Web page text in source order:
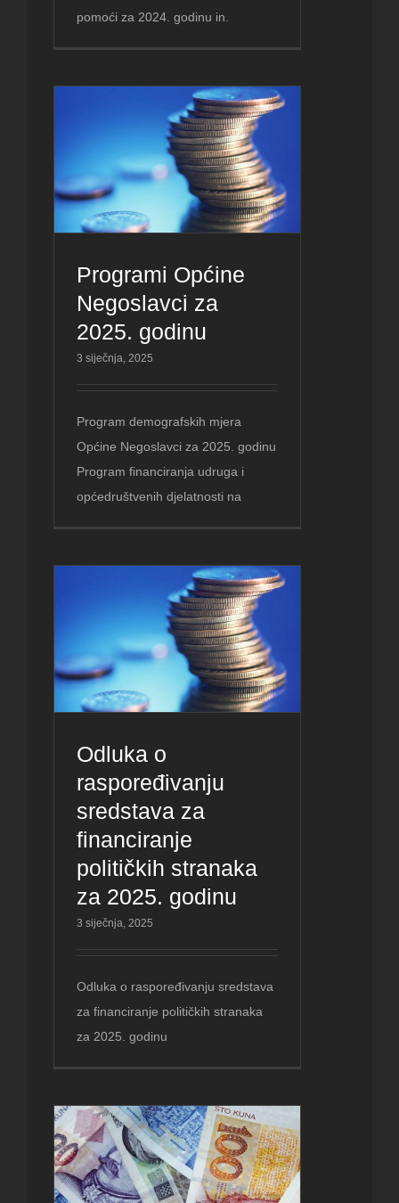
pomoći za 2024. godinu in.
Programi Općine
Negoslavci za
2025. godinu
3 siječnja, 2025
Program demografskih mjera
Općine Negoslavci za 2025. godinu
Program financiranja udruga i
općedruštvenih djelatnosti na
Odluka o
raspoređivanju
sredstava za
financiranje
političkih stranaka
za 2025. godinu
3 siječnja, 2025
Odluka o raspoređivanju sredstava
za financiranje političkih stranaka
za 2025. godinu